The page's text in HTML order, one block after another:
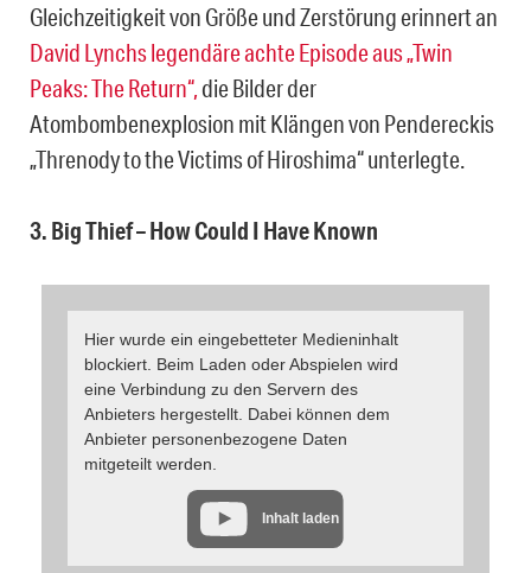
Gleichzeitigkeit von Größe und Zerstörung erinnert an
David Lynchs legendäre achte Episode aus „Twin
Peaks: The Return“, die Bilder der
Atombombenexplosion mit Klängen von Pendereckis
„Threnody to the Victims of Hiroshima“ unterlegte.
3. Big Thief – How Could I Have Known
Hier wurde ein eingebetteter Medieninhalt
blockiert. Beim Laden oder Abspielen wird
eine Verbindung zu den Servern des
Anbieters hergestellt. Dabei können dem
Anbieter personenbezogene Daten
mitgeteilt werden.
Inhalt laden